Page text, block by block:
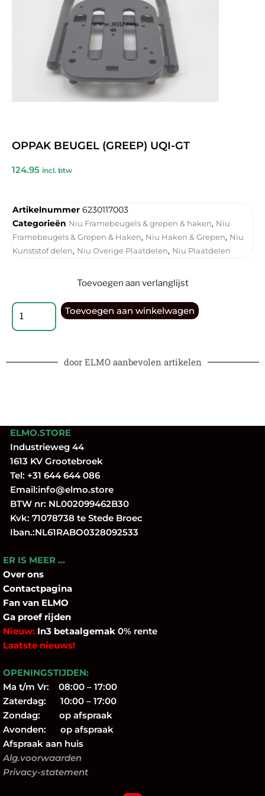
OPPAK BEUGEL (GREEP) UQI-GT
124.95 incl. btw
Artikelnummer 6230117003
Categorieën Niu Framebeugels & grepen & haken, Niu
Framebeugels & Grepen & Haken, Niu Haken & Grepen, Niu
Kunststof delen, Niu Overige Plaatdelen, Niu Plaatdelen
Toevoegen aan verlanglijst
Toevoegen aan winkelwagen
door ELMO aanbevolen artikelen
ELMO.STORE
Industrieweg 44
1613 KV Grootebroek
Tel: +31 644 644 086
Email:info@elmo.store
BTW nr: NL002099462B30
Kvk: 71078738 te Stede Broec
Iban.:NL61RABO0328092533
ER IS MEER …
Over ons
Contactpagina
Fan van ELMO
Ga proef rijden
Nieuw: In3 betaalgemak 0% rente
Laatste nieuws!
OPENINGSTIJDEN:
Ma t/m Vr: 08:00 – 17:00
Zaterdag: 10:00 – 17:00
Zondag: op afspraak
Avonden: op afspraak
Afspraak aan huis
Alg.voorwaarden
Privacy-statement